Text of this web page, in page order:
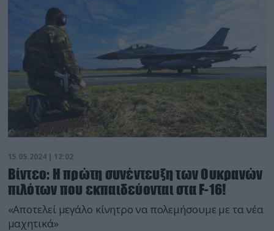
15.05.2024 | 12:02
Βίντεο: Η πρώτη συνέντευξη των Ουκρανών
πιλότων που εκπαιδεύονται στα F-16!
«Αποτελεί μεγάλο κίνητρο να πολεμήσουμε με τα νέα
μαχητικά»